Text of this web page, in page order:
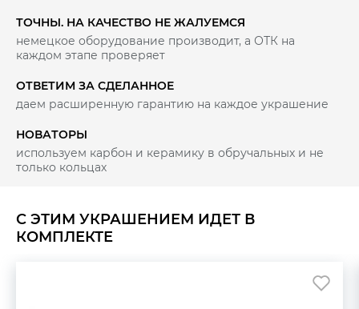
С ЭТИМ УКРАШЕНИЕМ ИДЕТ В
КОМПЛЕКТЕ
ТОЧНЫ. НА КАЧЕСТВО НЕ ЖАЛУЕМСЯ
немецкое оборудование производит, а ОТК на
каждом этапе проверяет
ОТВЕТИМ ЗА СДЕЛАННОЕ
даем расширенную гарантию на каждое украшение
НОВАТОРЫ
используем карбон и керамику в обручальных и не
только кольцах